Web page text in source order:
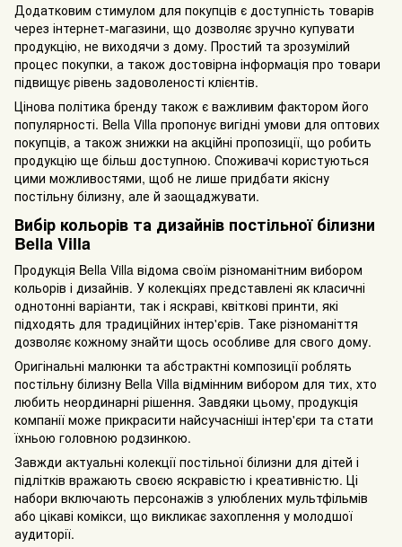
Додатковим стимулом для покупців є доступність товарів
через інтернет-магазини, що дозволяє зручно купувати
продукцію, не виходячи з дому. Простий та зрозумілий
процес покупки, а також достовірна інформація про товари
підвищує рівень задоволеності клієнтів.
Цінова політика бренду також є важливим фактором його
популярності. Bella Villa пропонує вигідні умови для оптових
покупців, а також знижки на акційні пропозиції, що робить
продукцію ще більш доступною. Споживачі користуються
цими можливостями, щоб не лише придбати якісну
постільну білизну, але й заощаджувати.
Вибір кольорів та дизайнів постільної білизни
Bella Villa
Продукція Bella Villa відома своїм різноманітним вибором
кольорів і дизайнів. У колекціях представлені як класичні
однотонні варіанти, так і яскраві, квіткові принти, які
підходять для традиційних інтер'єрів. Таке різноманіття
дозволяє кожному знайти щось особливе для свого дому.
Оригінальні малюнки та абстрактні композиції роблять
постільну білизну Bella Villa відмінним вибором для тих, хто
любить неординарні рішення. Завдяки цьому, продукція
компанії може прикрасити найсучасніші інтер'єри та стати
їхньою головною родзинкою.
Завжди актуальні колекції постільної білизни для дітей і
підлітків вражають своєю яскравістю і креативністю. Ці
набори включають персонажів з улюблених мультфільмів
або цікаві комікси, що викликає захоплення у молодшої
аудиторії.